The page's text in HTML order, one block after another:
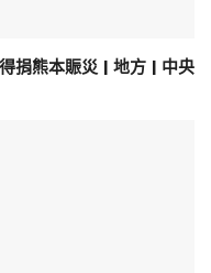
捐熊本賑災 | 地方 | 中央